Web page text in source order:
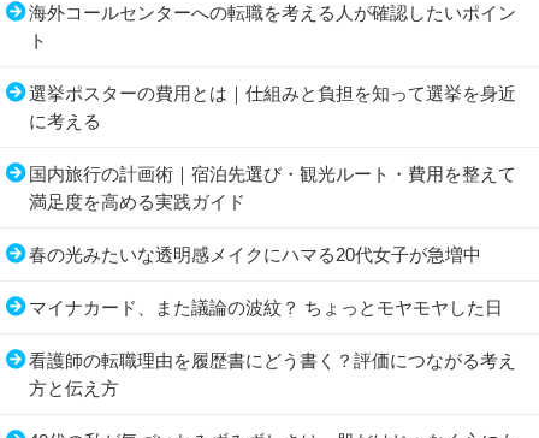
海外コールセンターへの転職を考える人が確認したいポイン
ト
選挙ポスターの費用とは｜仕組みと負担を知って選挙を身近
に考える
国内旅行の計画術｜宿泊先選び・観光ルート・費用を整えて
満足度を高める実践ガイド
春の光みたいな透明感メイクにハマる20代女子が急増中
マイナカード、また議論の波紋？ ちょっとモヤモヤした日
看護師の転職理由を履歴書にどう書く？評価につながる考え
方と伝え方